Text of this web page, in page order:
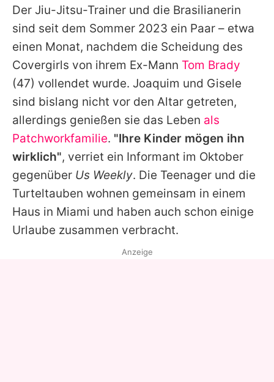
Der Jiu-Jitsu-Trainer und die Brasilianerin
sind seit dem Sommer 2023 ein Paar – etwa
einen Monat, nachdem die Scheidung des
Covergirls von ihrem Ex-Mann Tom Brady
(47) vollendet wurde. Joaquim und Gisele
sind bislang nicht vor den Altar getreten,
allerdings genießen sie das Leben als
Patchworkfamilie. "Ihre Kinder mögen ihn
wirklich", verriet ein Informant im Oktober
gegenüber Us Weekly. Die Teenager und die
Turteltauben wohnen gemeinsam in einem
Haus in Miami und haben auch schon einige
Urlaube zusammen verbracht.
Anzeige